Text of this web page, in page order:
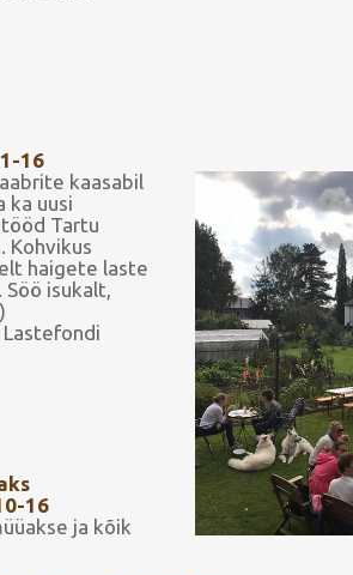
16
kaasabil
ka uusi
Tartu
Kohvikus
haigete laste
isukalt,
16
ja kõik